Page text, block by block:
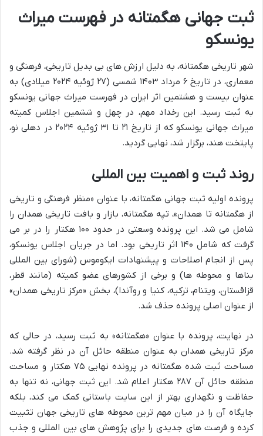
ثبت جهانی هگمتانه در فهرست میراث
یونسکو
شهر تاریخی هگمتانه، به دلیل ارزش های بی بدیل تاریخی، فرهنگی و
معماری، در تاریخ ۶ مرداد ۱۴۰۳ شمسی (۲۷ ژوئیه ۲۰۲۴ میلادی) به
عنوان بیست و هشتمین اثر ایران در فهرست میراث جهانی یونسکو
به ثبت رسید. این رخداد مهم، در چهل و ششمین اجلاس کمیته
میراث جهانی یونسکو که از تاریخ ۲۱ تا ۳۱ ژوئیه ۲۰۲۴ در دهلی نو،
پایتخت هند، برگزار شد، نهایی گردید.
روند ثبت و اهمیت بین المللی
پرونده اولیه ثبت جهانی هگمتانه، با عنوان «منظر فرهنگی و تاریخی
از هگمتانه تا همدان»، تپه هگمتانه، بازار و بافت تاریخی همدان را
شامل می شد. این پرونده وسعتی در حدود ۱۰۰ هکتار را در بر می
گرفت که شامل ۱۴۰ اثر تاریخی بود. اما در جریان اجلاس یونسکو،
پس از انجام اصلاحات و پیشنهادات ایکوموس (شورای بین المللی
بناها و محوطه ها) و برخی از کشورهای عضو کمیته (مانند قطر،
قزاقستان، ویتنام، ترکیه، کنیا و روآندا)، بخش «مرکز تاریخی همدان»
از عنوان اصلی پرونده حذف شد.
در نهایت، پرونده با عنوان «هگمتانه» به ثبت رسید، در حالی که
مرکز تاریخی همدان به عنوان منطقه حائل آن در نظر گرفته شد.
مساحت ثبت شده هگمتانه در پرونده نهایی ۷۵ هکتار و مساحت
منطقه حائل آن ۲۸۷ هکتار اعلام شد. این ثبت جهانی، نه تنها به
حفاظت و نگهداری بهتر از این سایت باستانی کمک می کند، بلکه
جایگاه آن را در میان مهم ترین محوطه های تاریخی جهان تثبیت
کرده و فرصت های جدیدی را برای پژوهش های بین المللی و جذب